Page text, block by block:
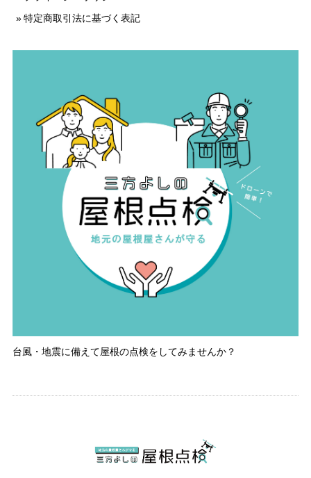
特定商取引法に基づく表記
台風・地震に備えて屋根の点検をしてみませんか？